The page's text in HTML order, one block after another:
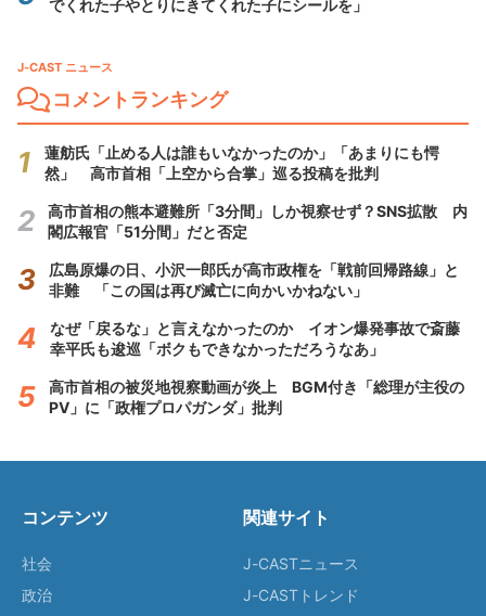
でくれた子やとりにきてくれた子にシールを」
J-CAST ニュース
コメントランキング
蓮舫氏「止める人は誰もいなかったのか」「あまりにも愕
然」 高市首相「上空から合掌」巡る投稿を批判
高市首相の熊本避難所「3分間」しか視察せず？SNS拡散 内
閣広報官「51分間」だと否定
広島原爆の日、小沢一郎氏が高市政権を「戦前回帰路線」と
非難 「この国は再び滅亡に向かいかねない」
なぜ「戻るな」と言えなかったのか イオン爆発事故で斎藤
幸平氏も逡巡「ボクもできなかっただろうなあ」
高市首相の被災地視察動画が炎上 BGM付き「総理が主役の
PV」に「政権プロパガンダ」批判
コンテンツ
社会
政治
関連サイト
J-CASTニュース
J-CASTトレンド